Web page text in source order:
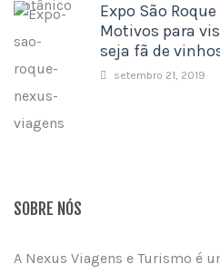
Expo São
Motivos para
seja fã de
setembro 21, 2019
SOBRE NÓS
A Nexus Viagens e Turismo é